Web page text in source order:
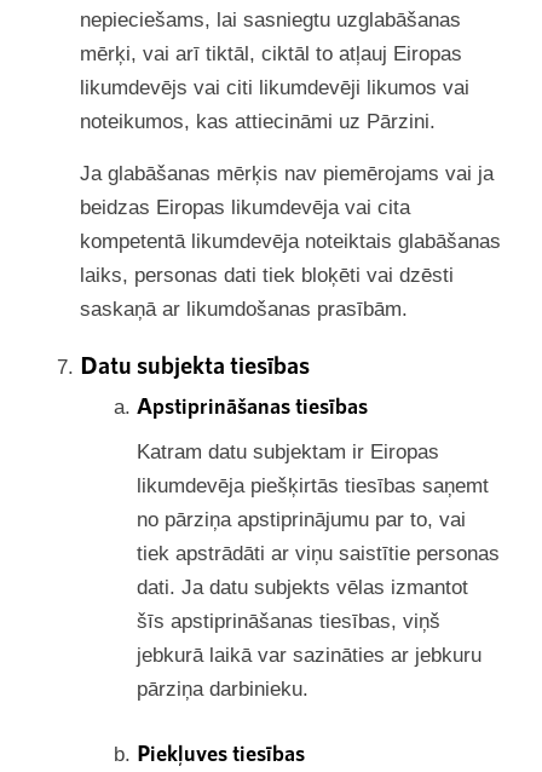
nepieciešams, lai sasniegtu uzglabāšanas
mērķi, vai arī tiktāl, ciktāl to atļauj Eiropas
likumdevējs vai citi likumdevēji likumos vai
noteikumos, kas attiecināmi uz Pārzini.
Ja glabāšanas mērķis nav piemērojams vai ja
beidzas Eiropas likumdevēja vai cita
kompetentā likumdevēja noteiktais glabāšanas
laiks, personas dati tiek bloķēti vai dzēsti
saskaņā ar likumdošanas prasībām.
Datu subjekta tiesības
Apstiprināšanas tiesības
Katram datu subjektam ir Eiropas
likumdevēja piešķirtās tiesības saņemt
no pārziņa apstiprinājumu par to, vai
tiek apstrādāti ar viņu saistītie personas
dati. Ja datu subjekts vēlas izmantot
šīs apstiprināšanas tiesības, viņš
jebkurā laikā var sazināties ar jebkuru
pārziņa darbinieku.
Piekļuves tiesības